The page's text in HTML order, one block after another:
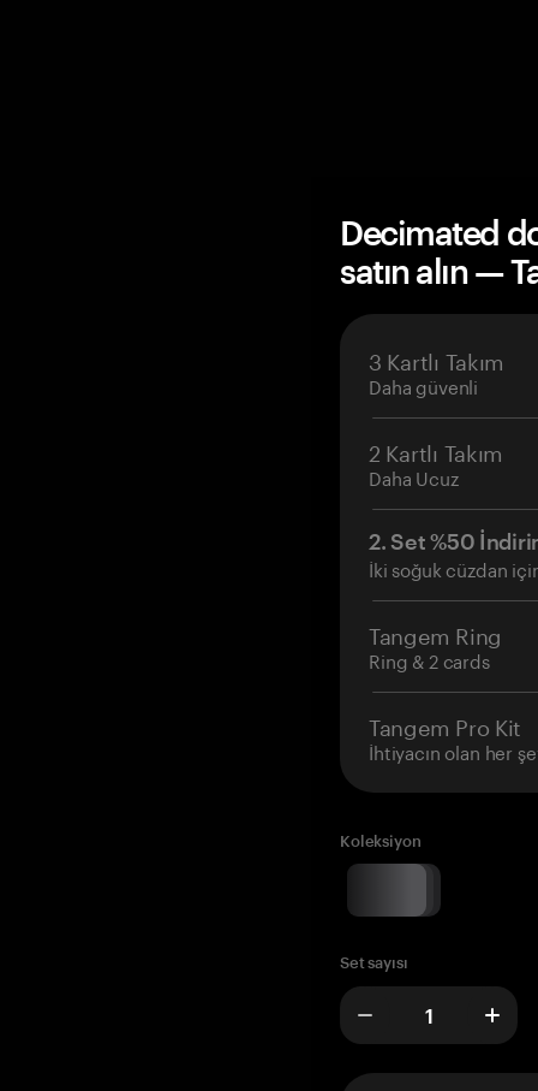
Decimated
satın alın —
3 Kartlı Takım
Daha güvenli
2 Kartlı Takım
Daha Ucuz
2. Set %50
İki soğuk cüzdan
Tangem Ring
Ring & 2 cards
Tangem Pro Kit
İhtiyacın olan her
Koleksiyon
Set sayısı